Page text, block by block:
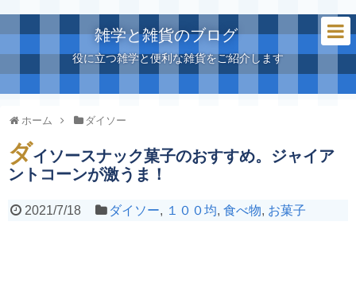
雑学と雑貨のブログ
役に立つ雑学と便利な雑貨をご紹介します
ホーム ダイソー
ダイソースナック菓子のおすすめ。ジャイア
ントコーンが激うま！
2021/7/18 ダイソー, １００均,食べ物, お菓子